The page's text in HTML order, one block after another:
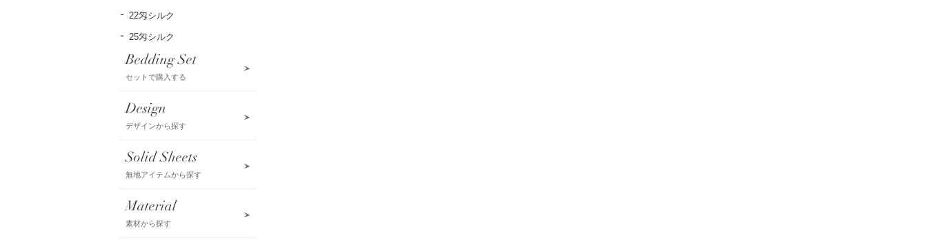
22匁シルク
25匁シルク
Bedding Set
セットで購入する
Design
デザインから探す
Solid Sheets
無地アイテムから探す
Material
素材から探す